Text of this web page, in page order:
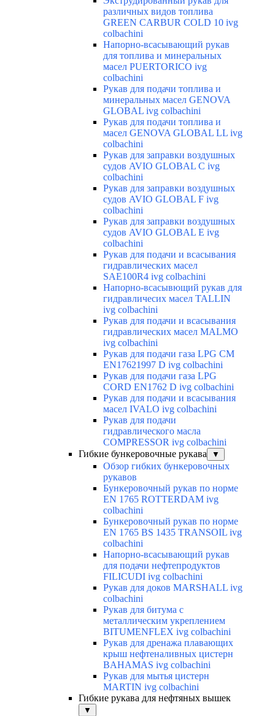
различных видов топлива
GREEN CARBUR COLD 10 ivg
colbachini
Напорно-всасывающий рукав
для топлива и минеральных
масел PUERTORICO ivg
colbachini
Рукав для подачи топлива и
минеральных масел GENOVA
GLOBAL ivg colbachini
Рукав для подачи топлива и
масел GENOVA GLOBAL LL ivg
colbachini
Рукав для заправки воздушных
судов AVIO GLOBAL C ivg
colbachini
Рукав для заправки воздушных
судов AVIO GLOBAL F ivg
colbachini
Рукав для заправки воздушных
судов AVIO GLOBAL E ivg
colbachini
Рукав для подачи и всасывания
гидравлических масел
SAE100R4 ivg colbachini
Напорно-всасывющий рукав для
гидравличесих масел TALLIN
ivg colbachini
Рукав для подачи и всасывания
гидравлических масел MALMO
ivg colbachini
Рукав для подачи газа LPG CM
EN17621997 D ivg colbachini
Рукав для подачи газа LPG
CORD EN1762 D ivg colbachini
Рукав для подачи и всасывания
масел IVALO ivg colbachini
Рукав для подачи
гидравлического масла
COMPRESSOR ivg colbachini
Гибкие бункеровочные рукава
▼
Обзор гибких бункеровочных
рукавов
Бункеровочный рукав по норме
EN 1765 ROTTERDAM ivg
colbachini
Бункеровочный рукав по норме
EN 1765 BS 1435 TRANSOIL ivg
colbachini
Напорно-всасывающий рукав
для подачи нефтепродуктов
FILICUDI ivg colbachini
Рукав для доков MARSHALL ivg
colbachini
Рукав для битума с
металлическим укреплением
BITUMENFLEX ivg colbachini
Рукав для дренажа плавающих
крыш нефтеналивных цистерн
BAHAMAS ivg colbachini
Рукав для мытья цистерн
MARTIN ivg colbachini
Гибкие рукава для нефтяных вышек
▼